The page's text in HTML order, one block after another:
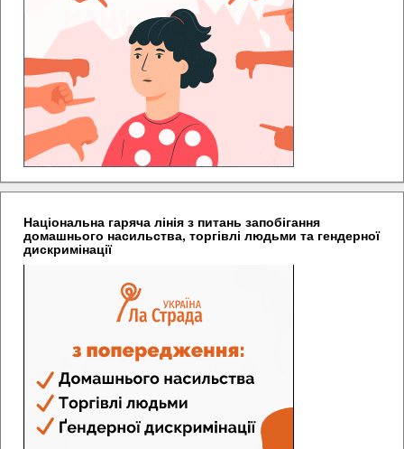
Національна гаряча лінія з питань запобігання
домашнього насильства, торгівлі людьми та гендерної
дискримінації